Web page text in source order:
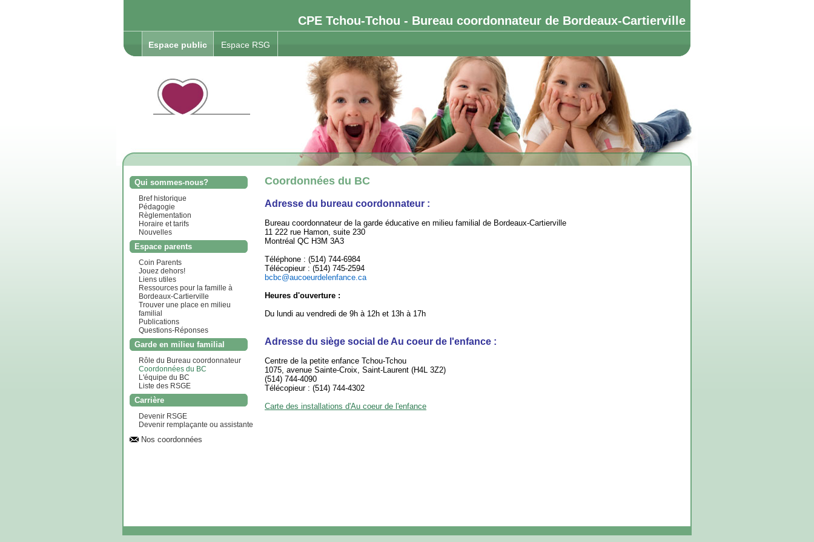
CPE Tchou-Tchou - Bureau coordonnateur de Bordeaux-Cartierville
Espace public Espace RSG
Qui sommes-nous?
Bref historique
Pédagogie
Règlementation
Horaire et tarifs
Nouvelles
Espace parents
Coin Parents
Jouez dehors!
Liens utiles
Ressources pour la famille à
Bordeaux-Cartierville
Trouver une place en milieu
familial
Publications
Questions-Réponses
Garde en milieu familial
Rôle du Bureau coordonnateur
Coordonnées du BC
L'équipe du BC
Liste des RSGE
Carrière
Devenir RSGE
Devenir remplaçante ou assistante
Nos coordonnées
Coordonnées du BC
Adresse du bureau coordonnateur :
Bureau coordonnateur de la garde éducative en milieu familial de Bordeaux-Cartierville
11 222 rue Hamon, suite 230
Montréal QC H3M 3A3
Téléphone : (514) 744-6984
Télécopieur : (514) 745-2594
bcbc@aucoeurdelenfance.ca
Heures d'ouverture :
Du lundi au vendredi de 9h à 12h et 13h à 17h
Adresse du siège social de Au coeur de l'enfance :
Centre de la petite enfance Tchou-Tchou
1075, avenue Sainte-Croix, Saint-Laurent (H4L 3Z2)
(514) 744-4090
Télécopieur : (514) 744-4302
Carte des installations d'Au coeur de l'enfance